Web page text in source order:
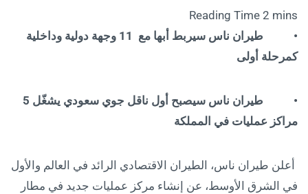
• طيران ناس سيربط أبها مع 11 وجهة دولية وداخلية
كمرحلة أولى
• طيران ناس سيصبح أول ناقل جوي سعودي يشغّل 5
مراكز عمليات في المملكة
أعلن طيران ناس، الطيران الاقتصادي الرائد في العالم والأول
في الشرق الأوسط، عن إنشاء مركز عمليات جديد في مطار